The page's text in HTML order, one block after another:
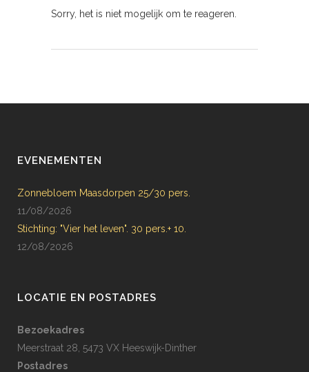
Sorry, het is niet mogelijk om te reageren.
EVENEMENTEN
Zonnebloem Maasdorpen 25/30 pers.
11/08/2026
Stichting: "Vier het leven". 30 pers.+ 10.
12/08/2026
LOCATIE EN POSTADRES
Bezoekadres
Meerstraat 28, 5473 VX Heeswijk-Dinther
Postadres